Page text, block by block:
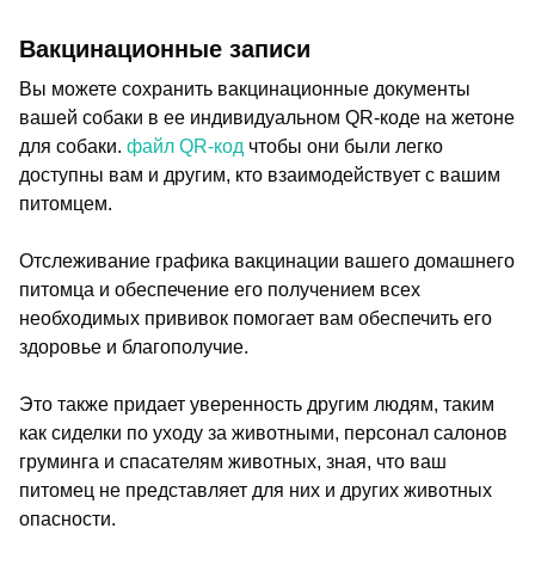
Вакцинационные записи
Вы можете сохранить вакцинационные документы
вашей собаки в ее индивидуальном QR-коде на жетоне
для собаки. файл QR-код чтобы они были легко
доступны вам и другим, кто взаимодействует с вашим
питомцем.
Отслеживание графика вакцинации вашего домашнего
питомца и обеспечение его получением всех
необходимых прививок помогает вам обеспечить его
здоровье и благополучие.
Это также придает уверенность другим людям, таким
как сиделки по уходу за животными, персонал салонов
груминга и спасателям животных, зная, что ваш
питомец не представляет для них и других животных
опасности.